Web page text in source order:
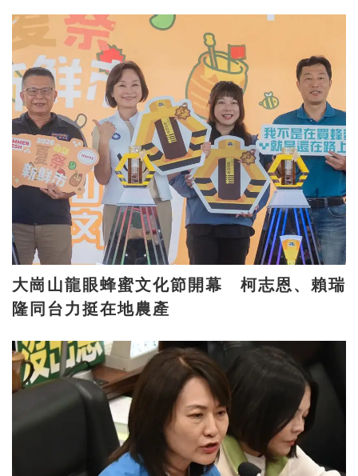
大崗山龍眼蜂蜜文化節開幕 柯志恩、賴瑞
隆同台力挺在地農產